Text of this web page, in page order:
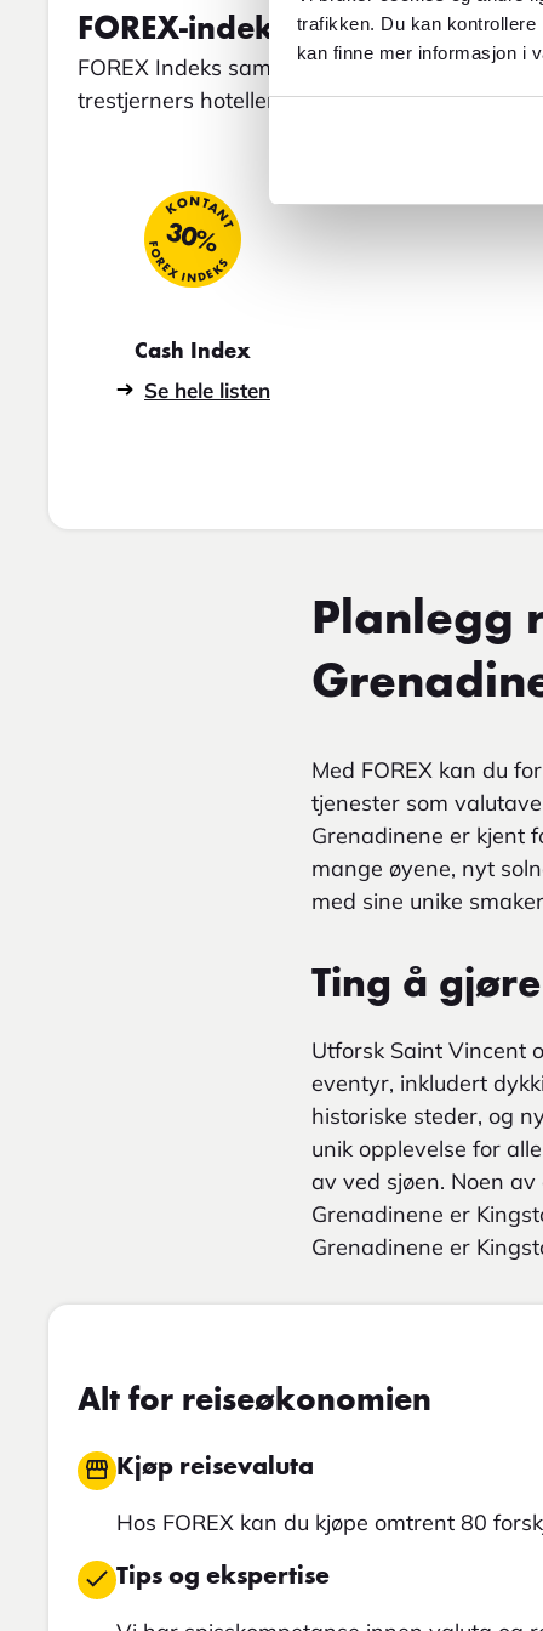
trafikken. Du kan
kan finne mer informasjon i
FOREX-indeks for Saint
FOREX Indeks sammenligner
trestjerners hoteller, restaurantbesøk og taxi.
KONTANT
30%
FOREX INDEKS
Cash Index
Se hele listen
Planlegg
Med FOREX kan du
tjenester som
Grenadinene er kjent
mange øyene, nyt
med sine unike
Ting å
Utforsk Saint Vincent
eventyr, inkludert
historiske steder, og
unik opplevelse for
av ved sjøen. Noen
Grenadinene er
Grenadinene er
Alt for reiseøkonomien
Kjøp reisevaluta
Hos FOREX kan du kjøpe omtrent 80
Tips og ekspertise